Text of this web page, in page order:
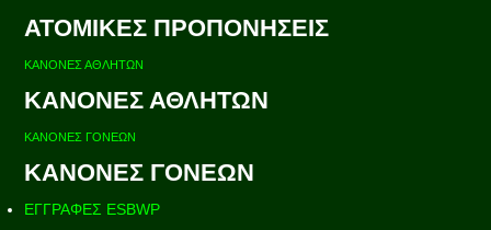
ΑΤΟΜΙΚΕΣ ΠΡΟΠΟΝΗΣΕΙΣ
ΚΑΝΟΝΕΣ ΑΘΛΗΤΩΝ
ΚΑΝΟΝΕΣ ΑΘΛΗΤΩΝ
ΚΑΝΟΝΕΣ ΓΟΝΕΩΝ
ΚΑΝΟΝΕΣ ΓΟΝΕΩΝ
ΕΓΓΡΑΦΕΣ ESBWP